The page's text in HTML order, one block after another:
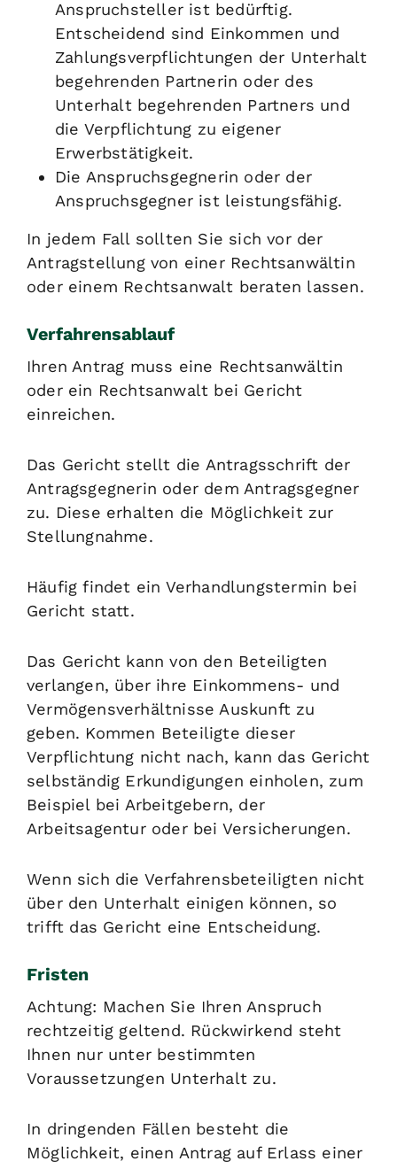
Anspruchsteller ist bedürftig.
Entscheidend sind Einkommen und
Zahlungsverpflichtungen der Unterhalt
begehrenden Partnerin oder des
Unterhalt begehrenden Partners und
die Verpflichtung zu eigener
Erwerbstätigkeit.
Die Anspruchsgegnerin oder der
Anspruchsgegner ist leistungsfähig.
In jedem Fall sollten Sie sich vor der
Antragstellung von einer Rechtsanwältin
oder einem Rechtsanwalt beraten lassen.
Verfahrensablauf
Ihren Antrag muss eine Rechtsanwältin
oder ein Rechtsanwalt bei Gericht
einreichen.
Das Gericht stellt die Antragsschrift der
Antragsgegnerin oder dem Antragsgegner
zu. Diese erhalten die Möglichkeit zur
Stellungnahme.
Häufig findet ein Verhandlungstermin bei
Gericht statt.
Das Gericht kann von den Beteiligten
verlangen, über ihre Einkommens- und
Vermögensverhältnisse Auskunft zu
geben. Kommen Beteiligte dieser
Verpflichtung nicht nach, kann das Gericht
selbständig Erkundigungen einholen, zum
Beispiel bei Arbeitgebern, der
Arbeitsagentur oder bei Versicherungen.
Wenn sich die Verfahrensbeteiligten nicht
über den Unterhalt einigen können, so
trifft das Gericht eine Entscheidung.
Fristen
Achtung: Machen Sie Ihren Anspruch
rechtzeitig geltend. Rückwirkend steht
Ihnen nur unter bestimmten
Voraussetzungen Unterhalt zu.
In dringenden Fällen besteht die
Möglichkeit, einen Antrag auf Erlass einer